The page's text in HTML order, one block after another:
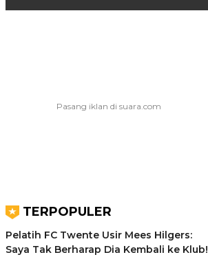
TERPOPULER
Pelatih FC Twente Usir Mees Hilgers:
Saya Tak Berharap Dia Kembali ke Klub!